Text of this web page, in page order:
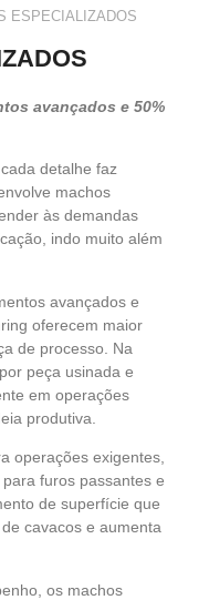
ESPECIALIZADOS
avançados e 50%
detalhe faz
machos
às demandas
indo muito além
avançados e
oferecem maior
de processo. Na
peça usinada e
em operações
produtiva.
operações exigentes,
furos passantes e
de superfície que
cavacos e aumenta
os machos